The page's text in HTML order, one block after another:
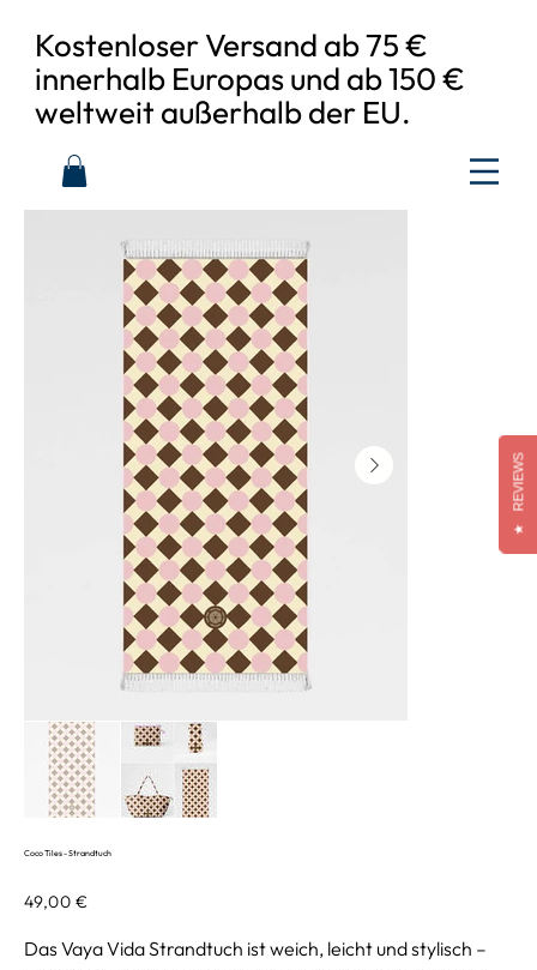
Kostenloser Versand ab 75 €
innerhalb Europas und ab 150 €
weltweit außerhalb der EU.
Coco Tiles - Strandtuch
Preis
49,00 €
Das Vaya Vida Strandtuch ist weich, leicht und stylisch –
★
REVIEWS